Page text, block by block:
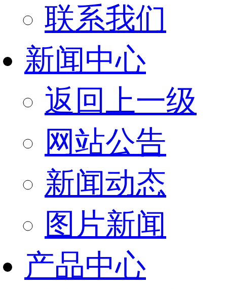
联系我们
新闻中心
返回上一级
网站公告
新闻动态
图片新闻
产品中心